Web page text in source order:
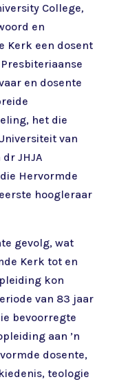
College,
en
Kerk een dosent
en dosente
het die
van
JHJA
Hervormde
hoogleraar
gevolg, wat
Kerk tot en
kon
van 83 jaar
bevoorregte
aan ’n
dosente,
teologie